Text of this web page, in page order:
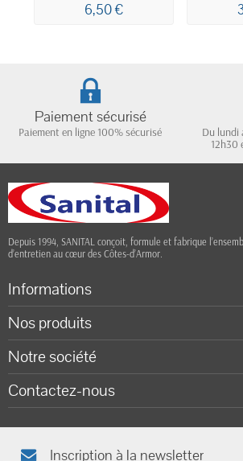
6,50 €
Paiement sécurisé
Paiement en ligne 100% sécurisé
Du lundi
12h30
Depuis 1994, SANITAL conçoit, formule et fabrique
d’entretien au cœur des Côtes-d’Armor.
Informations
Nos produits
Notre société
Contactez-nous
Inscription à la newsletter